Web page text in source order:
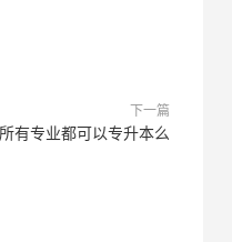
下一篇
所有专业都可以专升本么